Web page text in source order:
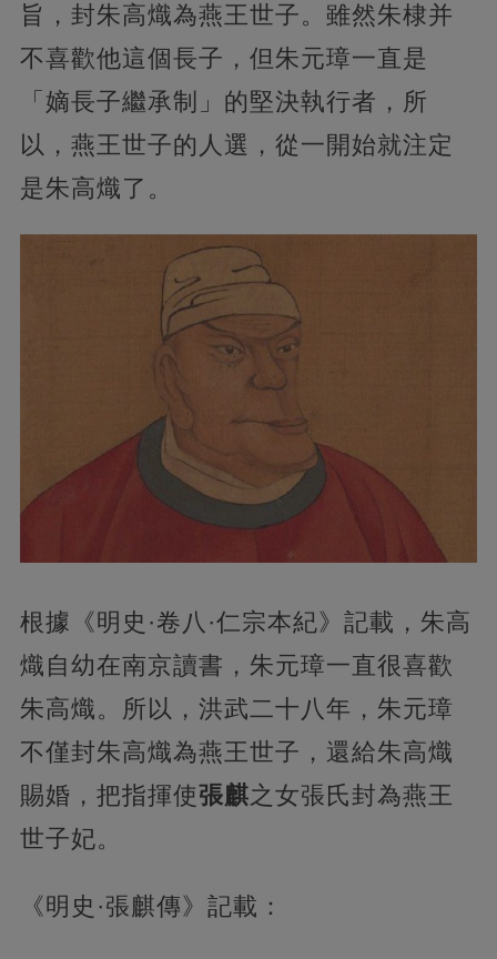
旨，封朱高熾為燕王世子。雖然朱棣并
不喜歡他這個長子，但朱元璋一直是
「嫡長子繼承制」的堅決執行者，所
以，燕王世子的人選，從一開始就注定
是朱高熾了。
根據《明史·卷八·仁宗本紀》記載，朱高
熾自幼在南京讀書，朱元璋一直很喜歡
朱高熾。所以，洪武二十八年，朱元璋
不僅封朱高熾為燕王世子，還給朱高熾
賜婚，把指揮使張麒之女張氏封為燕王
世子妃。
《明史·張麒傳》記載：